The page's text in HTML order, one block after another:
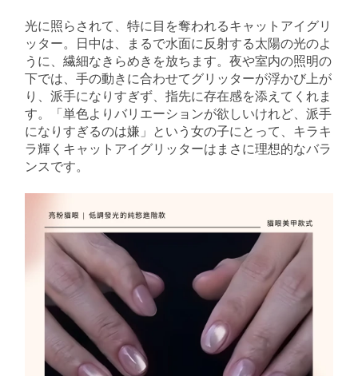
光に照らされて、特に目を奪われるキャットアイグリ
ッター。日中は、まるで水面に反射する太陽の光のよ
うに、繊細なきらめきを放ちます。夜や室内の照明の
下では、手の動きに合わせてグリッターが浮かび上が
り、派手になりすぎず、指先に存在感を添えてくれま
す。「単色よりバリエーションが欲しいけれど、派手
になりすぎるのは嫌」という女の子にとって、キラキ
ラ輝くキャットアイグリッターはまさに理想的なバラ
ンスです。